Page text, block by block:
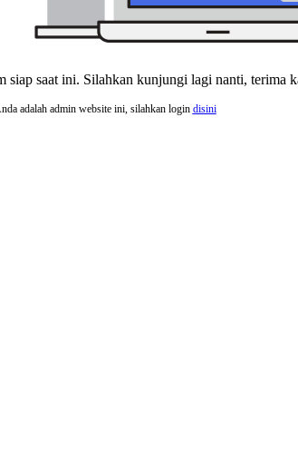
siap saat ini. Silahkan kunjungi lagi nanti, terima
adalah admin website ini, silahkan login disini